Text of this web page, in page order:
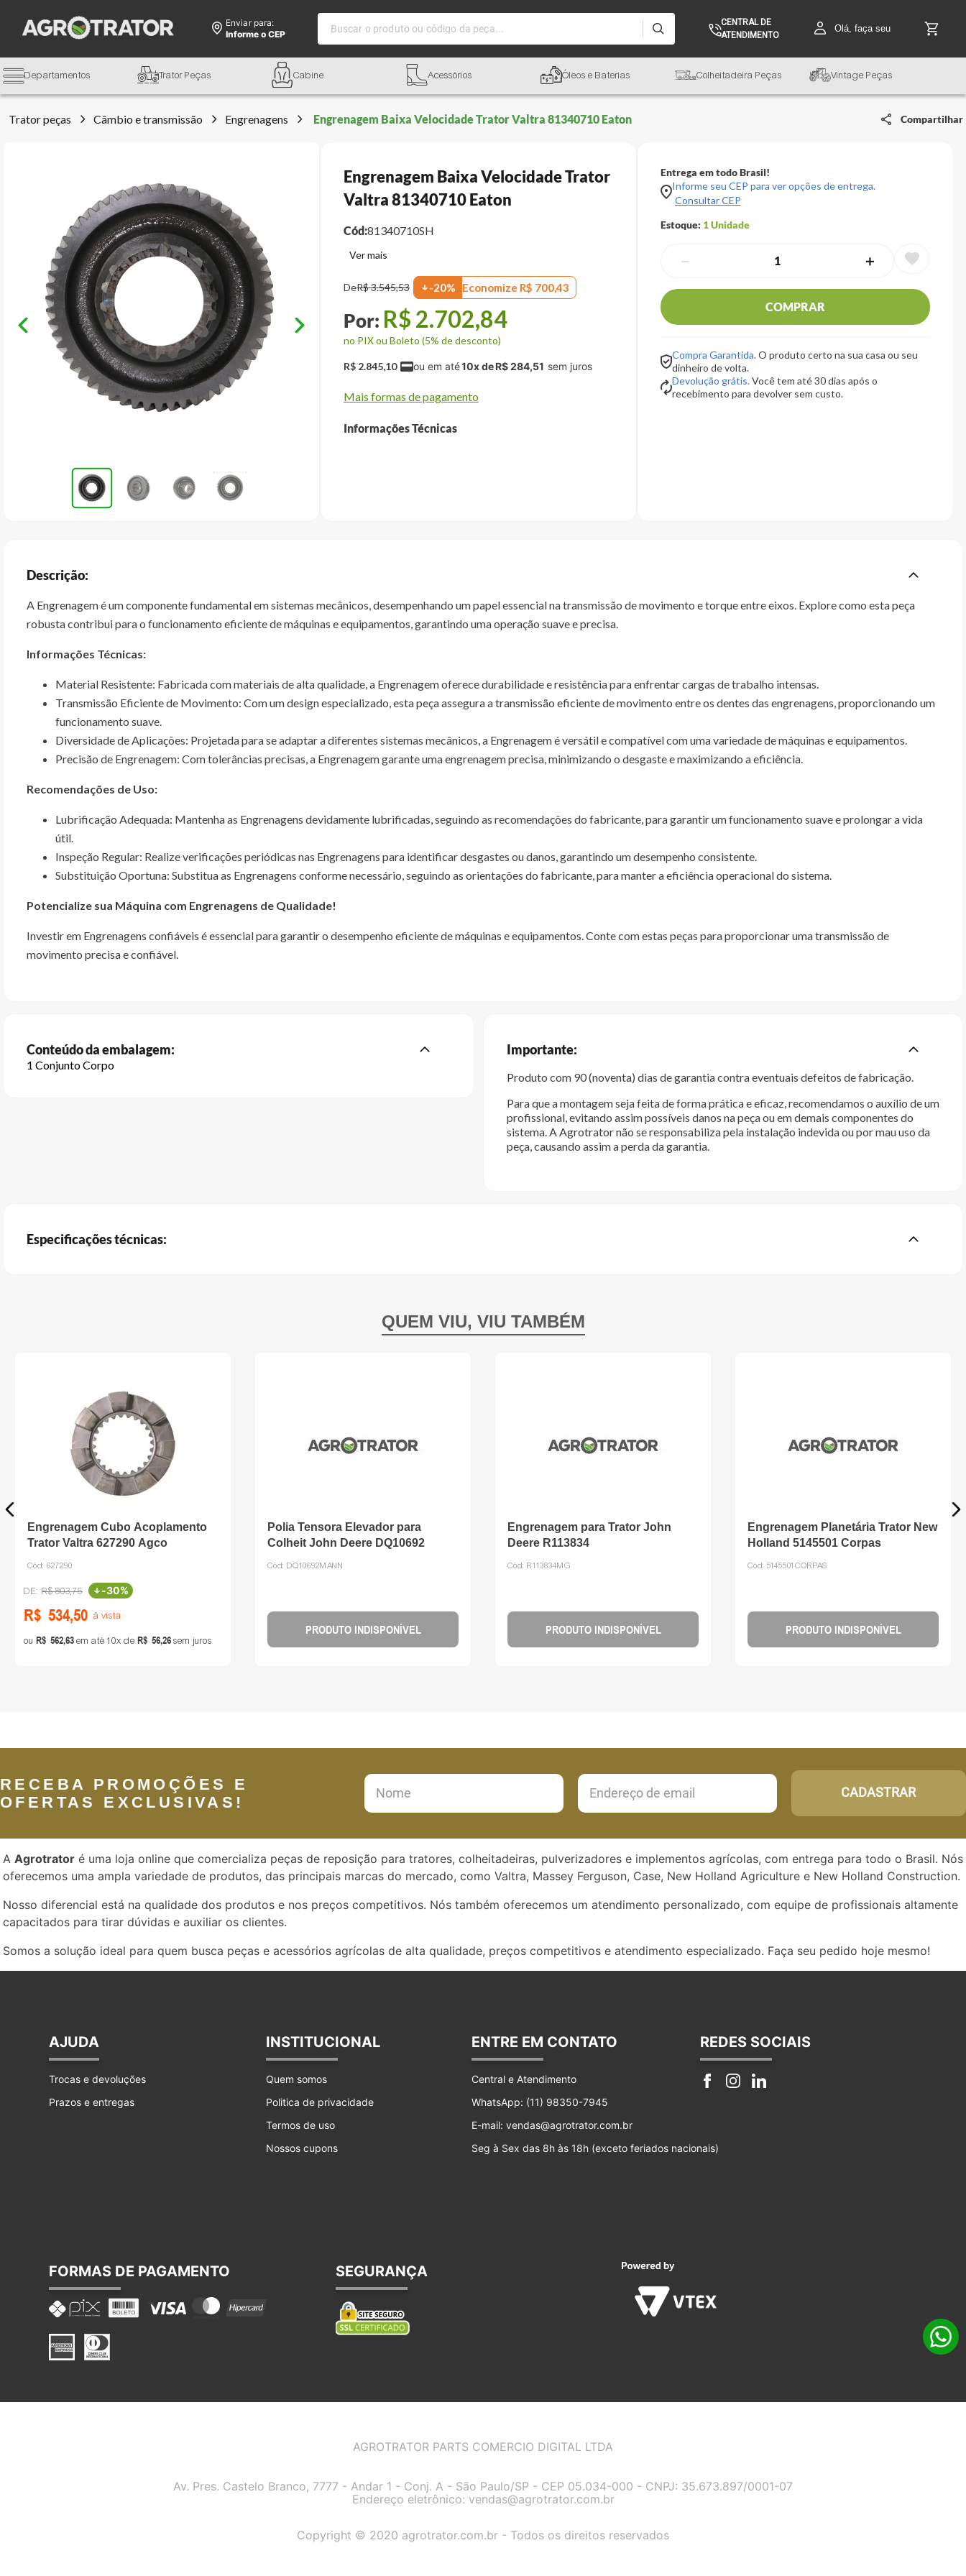
Enviar para:
Informe o CEP
Buscar o produto ou código da peça...
CENTRAL DE
ATENDIMENTO
Olá, faça seu
Departamentos Trator Peças Cabine Acessórios Óleos e Baterias Colheitadeira Peças Vintage Peças
Trator peças Câmbio e transmissão Engrenagens Engrenagem Baixa Velocidade Trator Valtra 81340710 Eaton Compartilhar
Engrenagem Baixa Velocidade Trator
Valtra 81340710 Eaton
Cód:81340710SH
DeR$3.545,53 -20% Economize R$ 700,43
R$ 2.702,84
no PIX ou Boleto (5% de desconto)
R$ 2.845,10 10x deR$284,51
Mais formas de pagamento
Informações Técnicas
Entrega em todo Brasil!
Informe seu CEP para ver opções de entrega.
Consultar CEP
Estoque: 1Unidade
＋
－
COMPRAR
Compra Garantida.O produto certo na sua casa ou seu
dinheiro de volta.
Devolução grátis.Você tem até 30 dias após o
recebimento para devolver sem custo.
Descrição:
A Engrenagem é um componente fundamental em sistemas mecânicos, desempenhando um papel essencial na transmissão de movimento e torque entre eixos. Explore como esta peça
robusta contribui para o funcionamento eficiente de máquinas e equipamentos, garantindo uma operação suave e precisa.
Informações Técnicas:
Material Resistente: Fabricada com materiais de alta qualidade, a Engrenagem oferece durabilidade e resistência para enfrentar cargas de trabalho intensas.
Transmissão Eficiente de Movimento: Com um design especializado, esta peça assegura a transmissão eficiente de movimento entre os dentes das engrenagens, proporcionando um
funcionamento suave.
Diversidade de Aplicações: Projetada para se adaptar a diferentes sistemas mecânicos, a Engrenagem é versátil e compatível com uma variedade de máquinas e equipamentos.
Precisão de Engrenagem: Com tolerâncias precisas, a Engrenagem garante uma engrenagem precisa, minimizando o desgaste e maximizando a eficiência.
Recomendações de Uso:
Lubrificação Adequada: Mantenha as Engrenagens devidamente lubrificadas, seguindo as recomendações do fabricante, para garantir um funcionamento suave e prolongar a vida
útil.
Inspeção Regular: Realize verificações periódicas nas Engrenagens para identificar desgastes ou danos, garantindo um desempenho consistente.
Substituição Oportuna: Substitua as Engrenagens conforme necessário, seguindo as orientações do fabricante, para manter a eficiência operacional do sistema.
Potencialize sua Máquina com Engrenagens de Qualidade!
Investir em Engrenagens confiáveis é essencial para garantir o desempenho eficiente de máquinas e equipamentos. Conte com estas peças para proporcionar uma transmissão de
movimento precisa e confiável.
Conteúdo da embalagem:
1 Conjunto Corpo
Importante:
Produto com 90 (noventa) dias de garantia contra eventuais defeitos de fabricação.
Para que a montagem seja feita de forma prática e eficaz, recomendamos o auxílio de um
profissional, evitando assim possíveis danos na peça ou em demais componentes do
sistema. A Agrotrator não se responsabiliza pela instalação indevida ou por mau uso da
peça, causando assim a perda da garantia.
Especificações técnicas:
Engrenagem Cubo Acoplamento
Trator Valtra 627290 Agco
Cód: 627290
R$803,75 -30%
R$ 534,50 à vista
ou R$ 562,63em até10 de R$ 56,26sem juros
Polia Tensora Elevador para
Colheit John Deere DQ10692
Cód: DQ10692MANN
PRODUTO INDISPONÍVEL
Engrenagem para Trator John
Deere R113834
Cód: R113834MG
PRODUTO INDISPONÍVEL
Engrenagem Planetária Trator New
Holland 5145501 Corpas
Cód: 5145501CORPAS
PRODUTO INDISPONÍVEL
RECEBA PROMOÇÕES E
OFERTAS EXCLUSIVAS!
CADASTRAR
A Agrotrator é uma loja online que comercializa peças de reposição para tratores, colheitadeiras, pulverizadores e implementos agrícolas, com entrega para todo o Brasil. Nós
oferecemos uma ampla variedade de produtos, das principais marcas do mercado, como Valtra, Massey Ferguson, Case, New Holland Agriculture e New Holland Construction.
Nosso diferencial está na qualidade dos produtos e nos preços competitivos. Nós também oferecemos um atendimento personalizado, com equipe de profissionais altamente
capacitados para tirar dúvidas e auxiliar os clientes.
Somos a solução ideal para quem busca peças e acessórios agrícolas de alta qualidade, preços competitivos e atendimento especializado. Faça seu pedido hoje mesmo!
AJUDA
Trocas e devoluções
Prazos e entregas
INSTITUCIONAL
Quem somos
Politica de privacidade
Termos de uso
Nossos cupons
ENTRE EM CONTATO
Central e Atendimento
WhatsApp: (11) 98350-7945
E-mail: vendas@agrotrator.com.br
Seg à Sex das 8h às 18h (exceto feriados nacionais)
REDES SOCIAIS
FORMAS DE PAGAMENTO SEGURANÇA
AGROTRATOR PARTS COMERCIO DIGITAL LTDA
Av. Pres. Castelo Branco, 7777 - Andar 1 - Conj. A - São Paulo/SP - CEP 05.034-000 - CNPJ: 35.673.897/0001-07
Endereço eletrônico: vendas@agrotrator.com.br
Copyright © 2020 agrotrator.com.br - Todos os direitos reservados